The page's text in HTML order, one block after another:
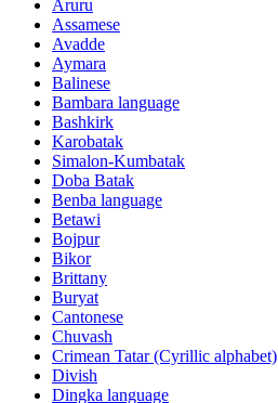
Aruru
Assamese
Avadde
Aymara
Balinese
Bambara language
Bashkirk
Karobatak
Simalon-Kumbatak
Doba Batak
Benba language
Betawi
Bojpur
Bikor
Brittany
Buryat
Cantonese
Chuvash
Crimean Tatar (Cyrillic alphabet)
Divish
Dingka language